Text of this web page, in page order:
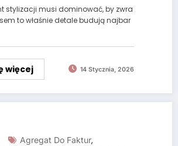
stylizacji musi dominować, by zwra
to właśnie detale budują najbar
więcej 14 Stycznia, 2026
Agregat Do Faktur,